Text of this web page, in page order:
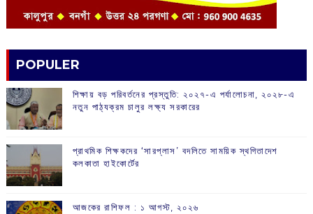
POPULER
শিক্ষায় বড় পরিবর্তনের প্রস্তুতি: ২০২৭-এ পর্যালোচনা, ২০২৮-এ
নতুন পাঠ্যক্রম চালুর লক্ষ্য সরকারের
প্রাথমিক শিক্ষকদের ‘সারপ্লাস’ বদলিতে সাময়িক স্থগিতাদেশ
কলকাতা হাইকোর্টের
আজকের রাশিফল :‌ ‌‌১ আগস্ট, ২০২৬